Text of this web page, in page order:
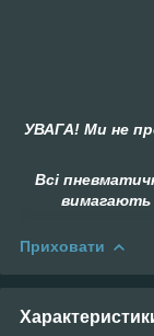
УВАГА! Ми не
Всі
вимагають
Приховати